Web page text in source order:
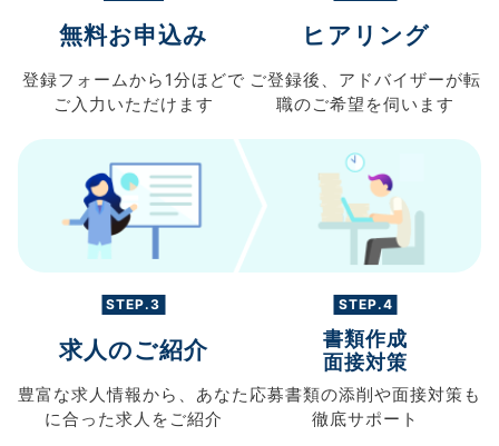
無料お申込み
登録フォームから 1分ほどで
ご入力 いただけます
ヒアリング
ご登録後、 アドバイザーが転
職のご希望を伺います
STEP.3
求人のご紹介
豊富な求人情報から、 あなた
に合った求人を ご紹介
STEP.4
書類作成
面接対策
応募書類の添削や面接対策も
徹底サポート